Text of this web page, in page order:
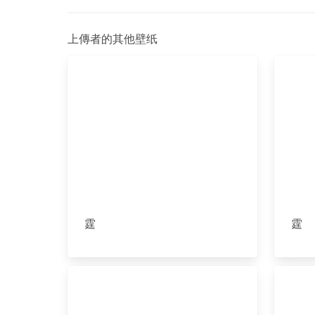
上傳者的其他壁纸
霆 霆